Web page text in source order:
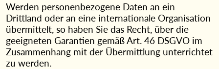
Werden personenbezogene Daten an ein
Drittland oder an eine internationale Organisation
übermittelt, so haben Sie das Recht, über die
geeigneten Garantien gemäß Art. 46 DSGVO im
Zusammenhang mit der Übermittlung unterrichtet
zu werden.